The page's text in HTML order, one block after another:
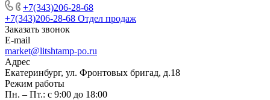
+7(343)206-28-68
+7(343)206-28-68 Отдел продаж
Заказать звонок
E-mail
market@litshtamp-po.ru
Адрес
Екатеринбург, ул. Фронтовых бригад, д.18
Режим работы
Пн. – Пт.: с 9:00 до 18:00